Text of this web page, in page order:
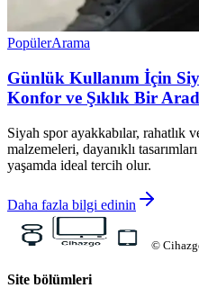
PopülerArama
Günlük Kullanım İçin
Konfor ve Şıklık Bir
Siyah spor ayakkabılar, rahatlık
malzemeleri, dayanıklı
yaşamda ideal tercih olur.
Daha fazla bilgi edinin
©
Site bölümleri